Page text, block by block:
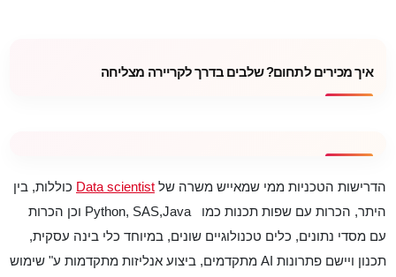
איך מכירים לתחום? שלבים בדרך לקריירה מצליחה
הדרישות הטכניות ממי שמאייש משרה של Data scientist כוללות, בין
היתר, הכרות עם שפות תכנות כמו
Java
,
Python, SAS וכן הכרות
עם מסדי נתונים, כלים טכנולוגיים שונים, במיוחד כלי בינה עסקית,
תכנון ויישם פתרונות AI מתקדמים, ביצוע אנליזות מתקדמות ע" שימוש